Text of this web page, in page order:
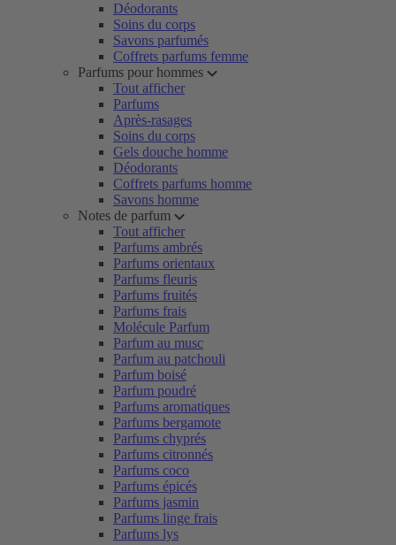
Déodorants
Soins du corps
Savons parfumés
Coffrets parfums femme
Parfums pour hommes
Tout afficher
Parfums
Après-rasages
Soins du corps
Gels douche homme
Déodorants
Coffrets parfums homme
Savons homme
Notes de parfum
Tout afficher
Parfums ambrés
Parfums orientaux
Parfums fleuris
Parfums fruités
Parfums frais
Molécule Parfum
Parfum au musc
Parfum au patchouli
Parfum boisé
Parfum poudré
Parfums aromatiques
Parfums bergamote
Parfums chyprés
Parfums citronnés
Parfums coco
Parfums épicés
Parfums jasmin
Parfums linge frais
Parfums lys